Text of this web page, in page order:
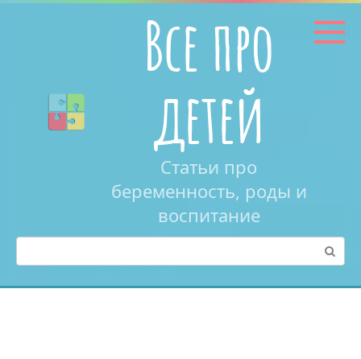
Перейти
Все про
детей
Статьи про
беременность, роды и
воспитание
Поиск: